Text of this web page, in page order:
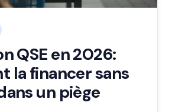
QSE en 2026:
la financer sans
un piège